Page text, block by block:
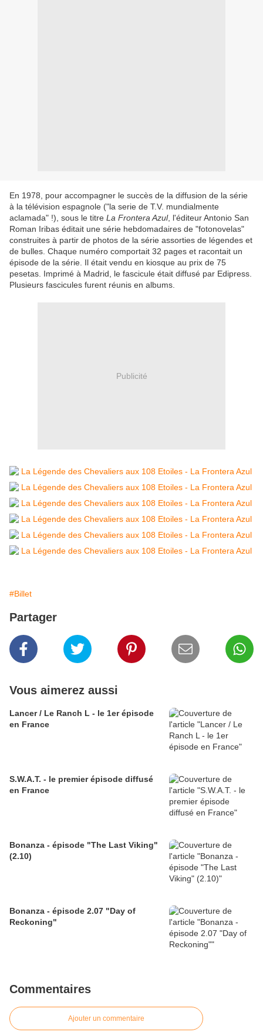
En 1978, pour accompagner le succès de la diffusion de la série
à la télévision espagnole ("la serie de T.V. mundialmente
aclamada" !), sous le titre La Frontera Azul, l'éditeur Antonio San
Roman Iribas éditait une série hebdomadaires de "fotonovelas"
construites à partir de photos de la série assorties de légendes et
de bulles. Chaque numéro comportait 32 pages et racontait un
épisode de la série. Il était vendu en kiosque au prix de 75
pesetas. Imprimé à Madrid, le fascicule était diffusé par Edipress.
Plusieurs fascicules furent réunis en albums.
Publicité
#Billet
Partager
Vous aimerez aussi
Lancer / Le Ranch L - le 1er épisode
en France
S.W.A.T. - le premier épisode diffusé
en France
Bonanza - épisode "The Last Viking"
(2.10)
Bonanza - épisode 2.07 "Day of
Reckoning"
Commentaires
Ajouter un commentaire